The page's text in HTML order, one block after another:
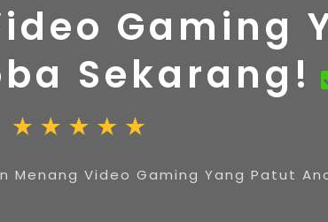
Gaming
Sekarang!
Menang Video Gaming Yang Patut